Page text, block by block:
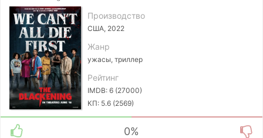
Производство
США, 2022
Жанр
ужасы, триллер
Рейтинг
IMDB: 6 (27000)
КП: 5.6 (2569)
0%